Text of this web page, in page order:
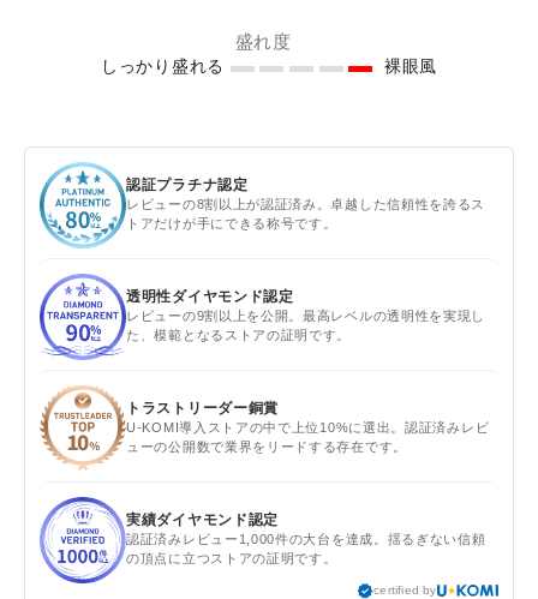
盛れ度
しっかり盛れる 裸眼風
認証プラチナ認定
レビューの8割以上が認証済み。卓越した信頼性を誇るス
トアだけが手にできる称号です。
透明性ダイヤモンド認定
レビューの9割以上を公開。最高レベルの透明性を実現し
た、模範となるストアの証明です。
トラストリーダー銅賞
U-KOMI導入ストアの中で上位10%に選出。認証済みレビ
ューの公開数で業界をリードする存在です。
実績ダイヤモンド認定
認証済みレビュー1,000件の大台を達成。揺るぎない信頼
の頂点に立つストアの証明です。
certified by